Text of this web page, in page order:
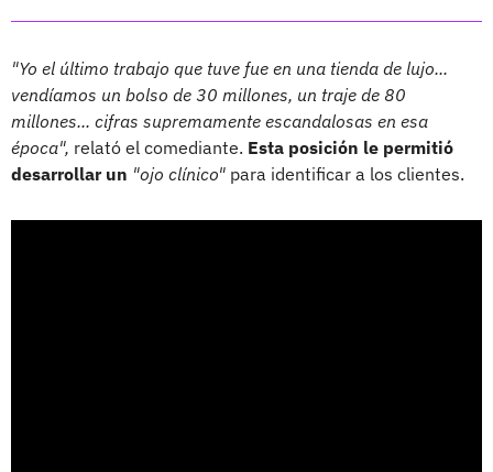
"Yo el último trabajo que tuve fue en una tienda de lujo...
vendíamos un bolso de 30 millones, un traje de 80
millones... cifras supremamente escandalosas en esa
época", relató el comediante. Esta posición le permitió
desarrollar un "ojo clínico" para identificar a los clientes.